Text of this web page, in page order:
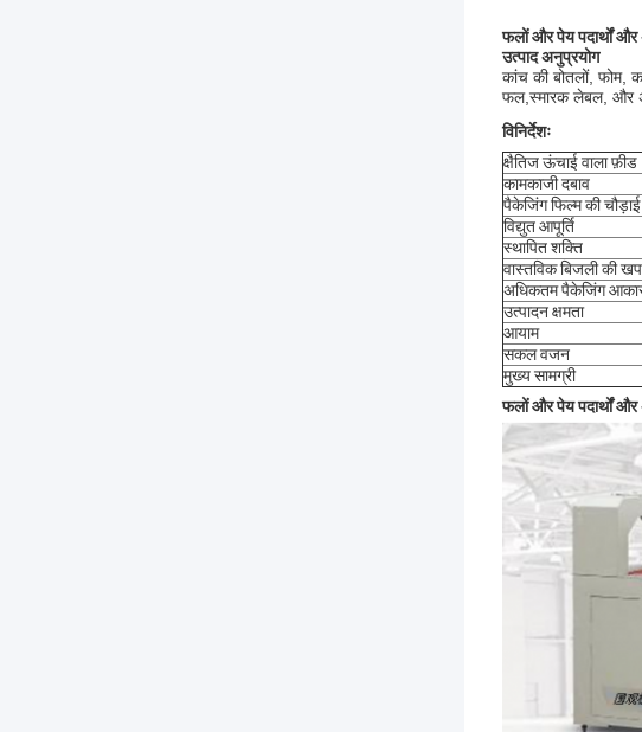
फलों और पेय पदार्थों
उत्पाद अनुप्रयोग
कांच की बोतलों, फोम,
फल,स्मारक लेबल, और
विनिर्देशः
क्षैतिज ऊंचाई वाला फ़ीड
कामकाजी दबाव
पैकेजिंग फिल्म की चौड़ाई
विद्युत आपूर्ति
स्थापित शक्ति
वास्तविक बिजली की
अधिकतम पैकेजिंग
उत्पादन क्षमता
आयाम
सकल वजन
मुख्य सामग्री
फलों और पेय पदार्थों